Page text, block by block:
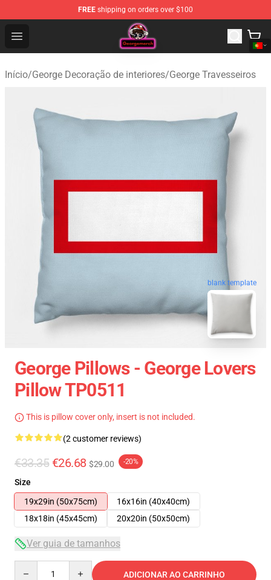
FREE shipping on orders over $100
Open menu
George Store - Official George Merchandise Shop
Início/George Decoração de interiores/George Travesseiros
blank template
George Pillows - George Lovers
Pillow TP0511
This is pillow cover only, insert is not included.
(2 customer reviews)
€33.35 €26.68 $29.00 -20%
Size
19x29in (50x75cm)
16x16in (40x40cm)
18x18in (45x45cm)
20x20in (50x50cm)
Ver guia de tamanhos
ADICIONAR AO CARRINHO